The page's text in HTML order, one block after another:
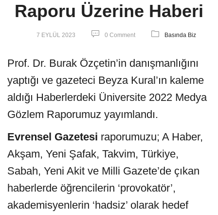
Raporu Üzerine Haberi
7 EYLÜL 2023 0 Comment Basında Biz
Prof. Dr. Burak Özçetin’in danışmanlığını
yaptığı ve gazeteci Beyza Kural’ın kaleme
aldığı Haberlerdeki Üniversite 2022 Medya
Gözlem Raporumuz yayımlandı.
Evrensel Gazetesi raporumuzu; A Haber,
Akşam, Yeni Şafak, Takvim, Türkiye,
Sabah, Yeni Akit ve Milli Gazete’de çıkan
haberlerde öğrencilerin ‘provokatör’,
akademisyenlerin ‘hadsiz’ olarak hedef